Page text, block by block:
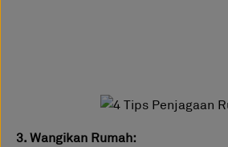
3. Wangikan Rumah: